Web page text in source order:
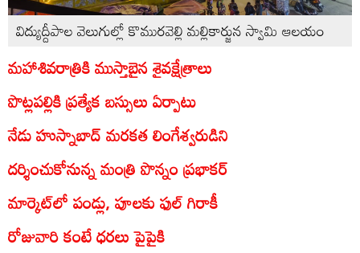
విద్యుద్దీపాల వెలుగుల్లో కొమురవెల్లి మల్లికార్జున స్వామి ఆలయం
మహాశివరాత్రికి ముస్తాబైన శైవక్షేత్రాలు
పొట్లపల్లికి ప్రత్యేక బస్సులు ఏర్పాటు
నేడు హుస్నాబాద్‌ మరకత లింగేశ్వరుడిని
దర్శించుకోనున్న మంత్రి పొన్నం ప్రభాకర్‌
మార్కెట్‌లో పండ్లు, పూలకు ఫుల్‌ గిరాకీ
రోజువారి కంటే ధరలు పైపైకి